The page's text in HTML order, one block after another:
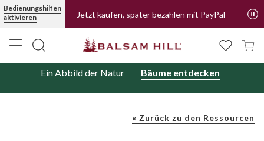
Bedienungshilfen
aktivieren
Jetzt kaufen, später bezahlen mit PayPal
Ein Abbild der Natur Bäume entdecken
« Zurück zu den Ressourcen